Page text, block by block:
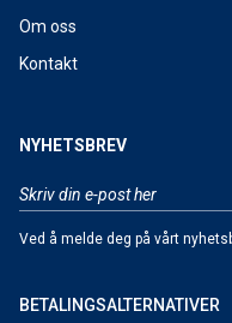
Om oss
Kontakt
NYHETSBREV
Ved å melde deg på vårt
BETALINGSALTERNATIVER